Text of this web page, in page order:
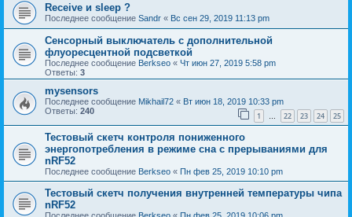
Receive и sleep ?
Последнее сообщение Sandr « Вс сен 29, 2019 11:13 pm
Сенсорный выключатель с дополнительной
флуоресцентной подсветкой
Последнее сообщение Berkseo « Чт июн 27, 2019 5:58 pm
Ответы: 3
mysensors
Последнее сообщение Mikhail72 « Вт июн 18, 2019 10:33 pm
Ответы: 240 1 … 22 23 24 25
Тестовый скетч контроля пониженного
энергопотребления в режиме сна с прерываниями для
nRF52
Последнее сообщение Berkseo « Пн фев 25, 2019 10:10 pm
Тестовый скетч получения внутренней температуры чипа
nRF52
Последнее сообщение Berkseo « Пн фев 25, 2019 10:06 pm